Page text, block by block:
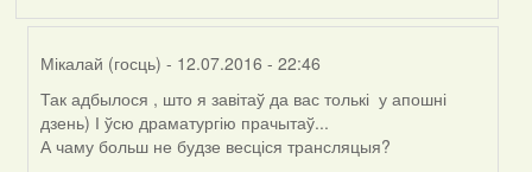
Мікалай (госць) - 12.07.2016 - 22:46
In
reply
to
Так адбылося , што я завітаў да вас толькі у апошні
дзень) І ўсю драматургію прачытаў...
А чаму больш не будзе весціся трансляцыя?